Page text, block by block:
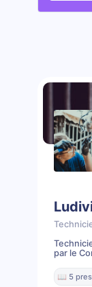
par le
📖 5